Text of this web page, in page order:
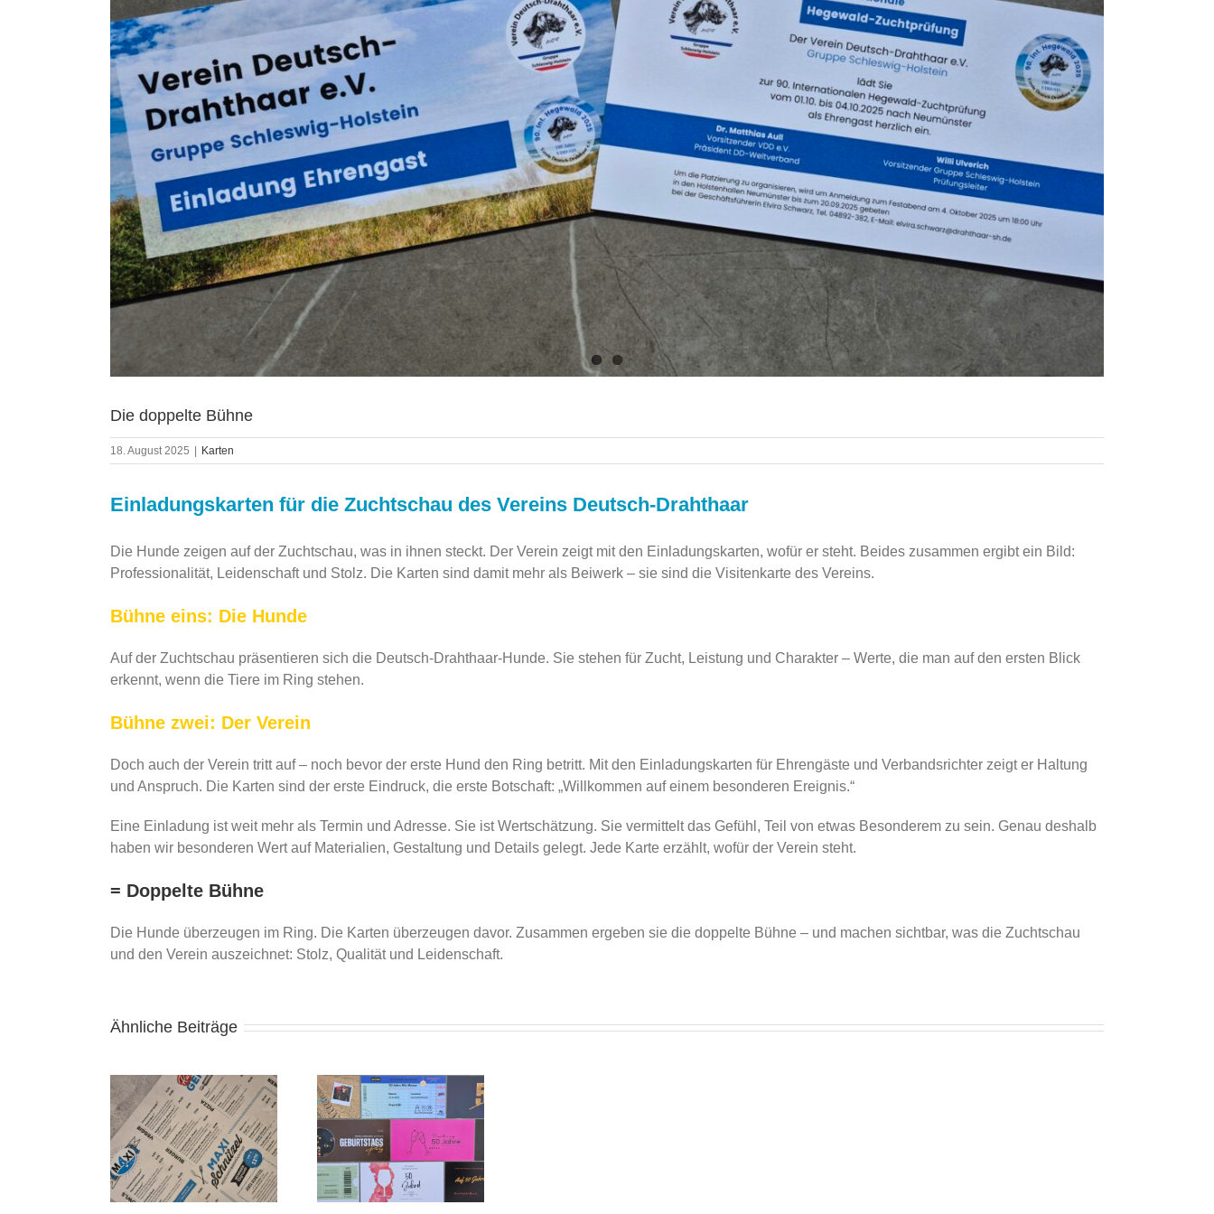
Die doppelte Bühne
18. August 2025 | Karten
Einladungskarten für die Zuchtschau des Vereins Deutsch-Drahthaar
Die Hunde zeigen auf der Zuchtschau, was in ihnen steckt. Der Verein zeigt mit den Einladungskarten, wofür er steht. Beides zusammen ergibt ein Bild:
Professionalität, Leidenschaft und Stolz. Die Karten sind damit mehr als Beiwerk – sie sind die Visitenkarte des Vereins.
Bühne eins: Die Hunde
Auf der Zuchtschau präsentieren sich die Deutsch-Drahthaar-Hunde. Sie stehen für Zucht, Leistung und Charakter – Werte, die man auf den ersten Blick
erkennt, wenn die Tiere im Ring stehen.
Bühne zwei: Der Verein
Doch auch der Verein tritt auf – noch bevor der erste Hund den Ring betritt. Mit den Einladungskarten für Ehrengäste und Verbandsrichter zeigt er Haltung
und Anspruch. Die Karten sind der erste Eindruck, die erste Botschaft: „Willkommen auf einem besonderen Ereignis.“
Eine Einladung ist weit mehr als Termin und Adresse. Sie ist Wertschätzung. Sie vermittelt das Gefühl, Teil von etwas Besonderem zu sein. Genau deshalb
haben wir besonderen Wert auf Materialien, Gestaltung und Details gelegt. Jede Karte erzählt, wofür der Verein steht.
= Doppelte Bühne
Die Hunde überzeugen im Ring. Die Karten überzeugen davor. Zusammen ergeben sie die doppelte Bühne – und machen sichtbar, was die Zuchtschau
und den Verein auszeichnet: Stolz, Qualität und Leidenschaft.
Ähnliche Beiträge